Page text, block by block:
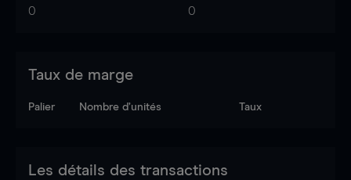
0 0
Taux de marge
Palier Nombre d’unités Taux
Les détails des transactions